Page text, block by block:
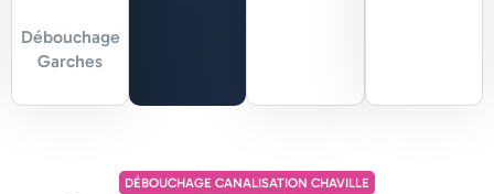
Débouchage
Garches
DÉBOUCHAGE CANALISATION CHAVILLE